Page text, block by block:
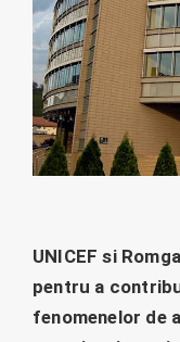
UNICEF si
pentru a
fenomenelor de